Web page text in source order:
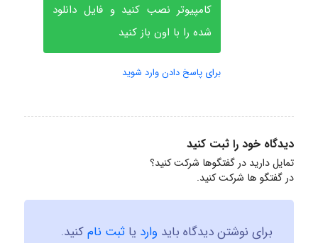
کامپیوتر نصب کنید و فایل دانلود
شده را با اون باز کنید
برای پاسخ دادن وارد شوید
دیدگاه خود را ثبت کنید
تمایل دارید در گفتگوها شرکت کنید؟
در گفتگو ها شرکت کنید.
برای نوشتن دیدگاه باید وارد یا ثبت نامکنید.